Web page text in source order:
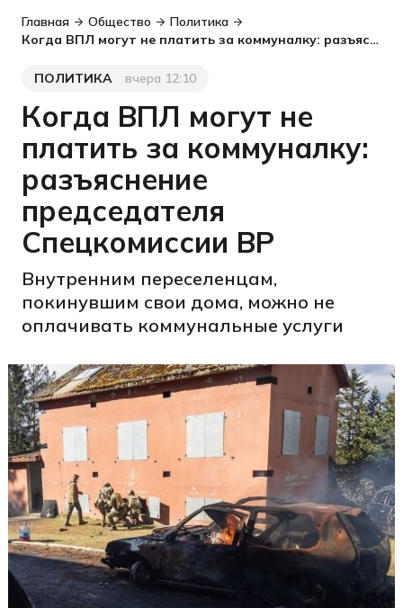
Главная Общество
Политика
Когда ВПЛ могут не платить за коммуналку: разъяснение председателя Спецкомиссии ВР
Категория
ПОЛИТИКА
Дата публикации
вчера 12:10
Когда ВПЛ могут не
платить за коммуналку:
разъяснение
председателя
Спецкомиссии ВР
Внутренним переселенцам,
покинувшим свои дома, можно не
оплачивать коммунальные услуги